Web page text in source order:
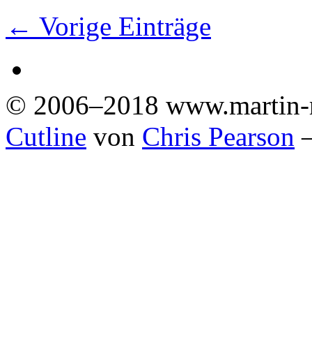
← Vorige Einträge
© 2006–2018
Cutline von Chris Pearson